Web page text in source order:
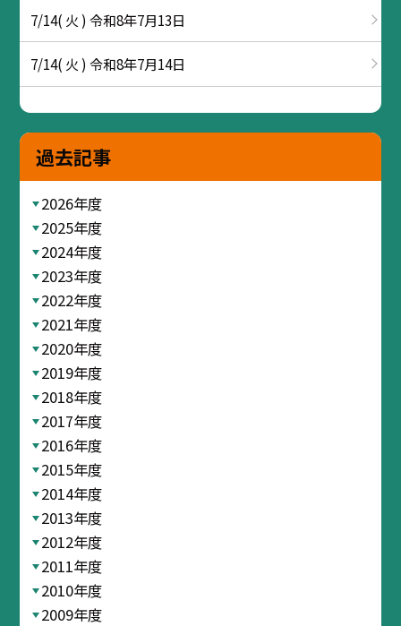
7/14( 火 ) 令和8年7月13日
7/14( 火 ) 令和8年7月14日
過去記事
2026年度
2025年度
2024年度
2023年度
2022年度
2021年度
2020年度
2019年度
2018年度
2017年度
2016年度
2015年度
2014年度
2013年度
2012年度
2011年度
2010年度
2009年度